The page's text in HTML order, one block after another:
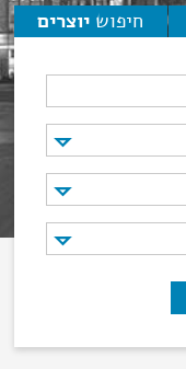
חיפוש יוצרים